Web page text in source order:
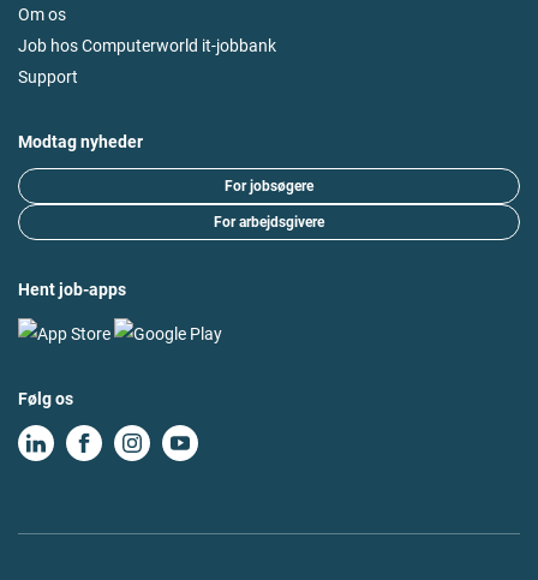
Om os
Job hos Computerworld it-jobbank
Support
Modtag nyheder
For jobsøgere
For arbejdsgivere
Hent job-apps
Følg os